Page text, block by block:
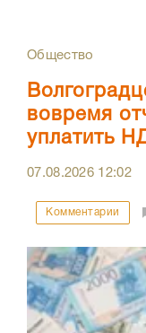
Общество
вовремя
уплатить
07.08.2026 12:02
Комментарии